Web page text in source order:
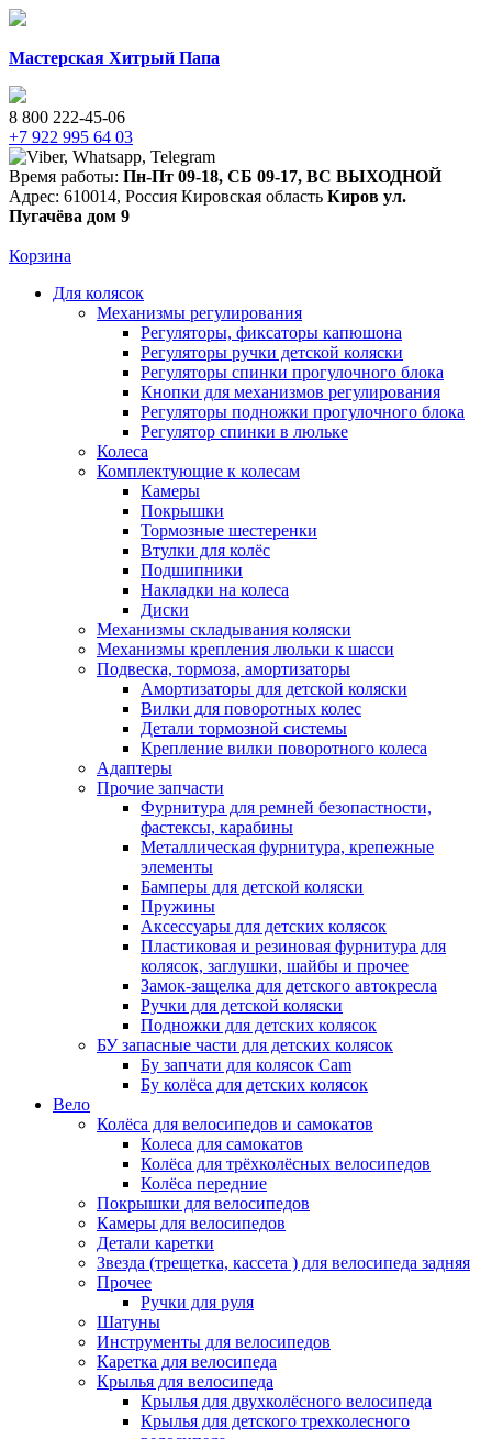
Мастерская Хитрый Папа
8 800 222-45-06
+7 922 995 64 03
Время работы: Пн-Пт 09-18, СБ 09-17, ВС ВЫХОДНОЙ
Адрес: 610014, Россия Кировская область Киров ул.
Пугачёва дом 9
Корзина
Для колясок
Механизмы регулирования
Регуляторы, фиксаторы капюшона
Регуляторы ручки детской коляски
Регуляторы спинки прогулочного блока
Кнопки для механизмов регулирования
Регуляторы подножки прогулочного блока
Регулятор спинки в люльке
Колеса
Комплектующие к колесам
Камеры
Покрышки
Тормозные шестеренки
Втулки для колёс
Подшипники
Накладки на колеса
Диски
Механизмы складывания коляски
Механизмы крепления люльки к шасси
Подвеска, тормоза, амортизаторы
Амортизаторы для детской коляски
Вилки для поворотных колес
Детали тормозной системы
Крепление вилки поворотного колеса
Адаптеры
Прочие запчасти
Фурнитура для ремней безопастности,
фастексы, карабины
Металлическая фурнитура, крепежные
элементы
Бамперы для детской коляски
Пружины
Аксессуары для детских колясок
Пластиковая и резиновая фурнитура для
колясок, заглушки, шайбы и прочее
Замок-защелка для детского автокресла
Ручки для детской коляски
Подножки для детских колясок
БУ запасные части для детских колясок
Бу запчати для колясок Cam
Бу колёса для детских колясок
Вело
Колёса для велосипедов и самокатов
Колеса для самокатов
Колёса для трёхколёсных велосипедов
Колёса передние
Покрышки для велосипедов
Камеры для велосипедов
Детали каретки
Звезда (трещетка, кассета ) для велосипеда задняя
Прочее
Ручки для руля
Шатуны
Инструменты для велосипедов
Каретка для велосипеда
Крылья для велосипеда
Крылья для двухколёсного велосипеда
Крылья для детского трехколесного